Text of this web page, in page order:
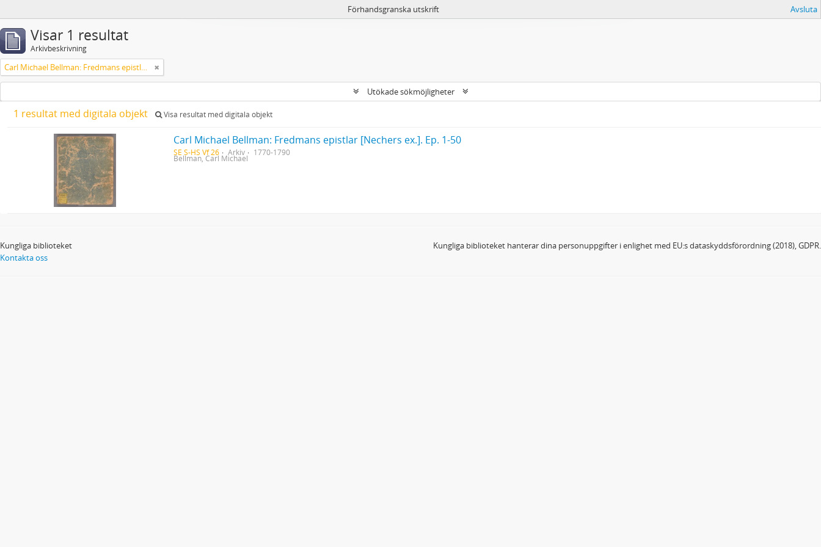
Förhandsgranska utskrift Avsluta
Visar 1 resultat
Arkivbeskrivning
Carl Michael Bellman: Fredmans epistlar [Nechers ex.]. Ep. 1-50
Utökade sökmöjligheter
1 resultat med digitala objekt Visa resultat med digitala objekt
Carl Michael Bellman: Fredmans epistlar [Nechers ex.]. Ep. 1-50
SE S-HS Vf 26 Arkiv 1770-1790
Bellman, Carl Michael
Kungliga biblioteket
Kontakta oss
Kungliga biblioteket hanterar dina personuppgifter i enlighet med EU:s dataskyddsförordning (2018), GDPR.